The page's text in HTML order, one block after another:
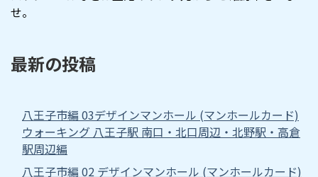
せ。
最新の投稿
八王子市編 03デザインマンホール (マンホールカード)
ウォーキング 八王子駅 南口・北口周辺・北野駅・高倉
駅周辺編
八王子市編 02 デザインマンホール (マンホールカード)